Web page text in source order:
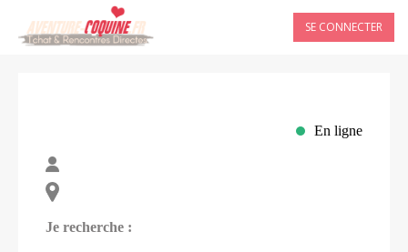
SE CONNECTER
En ligne
Je recherche :